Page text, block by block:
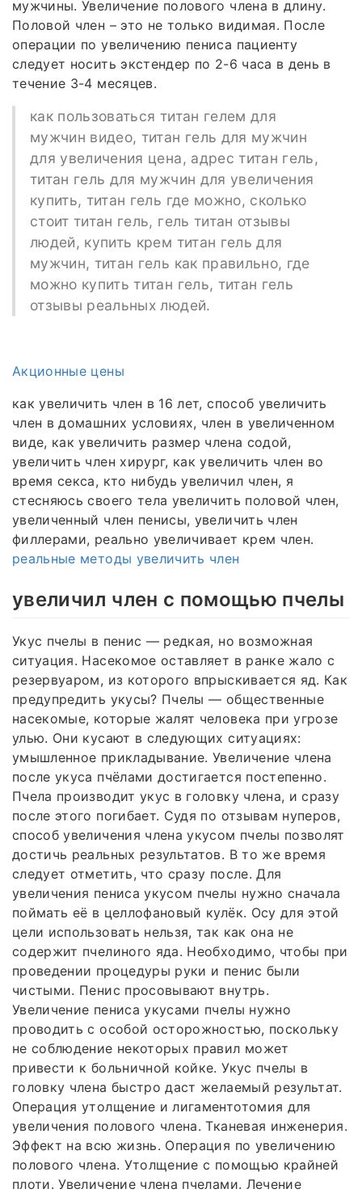
мужчины. Увеличение полового члена в длину.
Половой член – это не только видимая. После
операции по увеличению пениса пациенту
следует носить экстендер по 2-6 часа в день в
течение 3-4 месяцев.
как пользоваться титан гелем для
мужчин видео, титан гель для мужчин
для увеличения цена, адрес титан гель,
титан гель для мужчин для увеличения
купить, титан гель где можно, сколько
стоит титан гель, гель титан отзывы
людей, купить крем титан гель для
мужчин, титан гель как правильно, где
можно купить титан гель, титан гель
отзывы реальных людей.
Акционные цены
как увеличить член в 16 лет, способ увеличить
член в домашних условиях, член в увеличенном
виде, как увеличить размер члена содой,
увеличить член хирург, как увеличить член во
время секса, кто нибудь увеличил член, я
стесняюсь своего тела увеличить половой член,
увеличенный член пенисы, увеличить член
филлерами, реально увеличивает крем член.
реальные методы увеличить член
увеличил член с помощью пчелы
Укус пчелы в пенис — редкая, но возможная
ситуация. Насекомое оставляет в ранке жало с
резервуаром, из которого впрыскивается яд. Как
предупредить укусы? Пчелы — общественные
насекомые, которые жалят человека при угрозе
улью. Они кусают в следующих ситуациях:
умышленное прикладывание. Увеличение члена
после укуса пчёлами достигается постепенно.
Пчела производит укус в головку члена, и сразу
после этого погибает. Судя по отзывам нуперов,
способ увеличения члена укусом пчелы позволят
достичь реальных результатов. В то же время
следует отметить, что сразу после. Для
увеличения пениса укусом пчелы нужно сначала
поймать её в целлофановый кулёк. Осу для этой
цели использовать нельзя, так как она не
содержит пчелиного яда. Необходимо, чтобы при
проведении процедуры руки и пенис были
чистыми. Пенис просовывают внутрь.
Увеличение пениса укусами пчелы нужно
проводить с особой осторожностью, поскольку
не соблюдение некоторых правил может
привести к больничной койке. Укус пчелы в
головку члена быстро даст желаемый результат.
Операция утолщение и лигаментотомия для
увеличения полового члена. Тканевая инженерия.
Эффект на всю жизнь. Операция по увеличению
полового члена. Утолщение с помощью крайней
плоти. Увеличение члена пчелами. Лечение